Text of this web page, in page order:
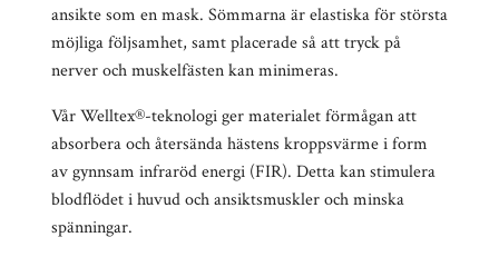
ansikte som en mask. Sömmarna är elastiska för största
möjliga följsamhet, samt placerade så att tryck på
nerver och muskelfästen kan minimeras.
Vår Welltex®-teknologi ger materialet förmågan att
absorbera och återsända hästens kroppsvärme i form
av gynnsam infraröd energi (FIR). Detta kan stimulera
blodflödet i huvud och ansiktsmuskler och minska
spänningar.